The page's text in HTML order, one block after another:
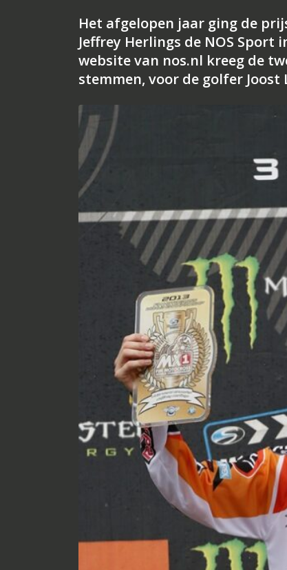
Het afgelopen jaar ging de
Jeffrey Herlings de NOS Sport
website van nos.nl kreeg de
stemmen, voor de golfer